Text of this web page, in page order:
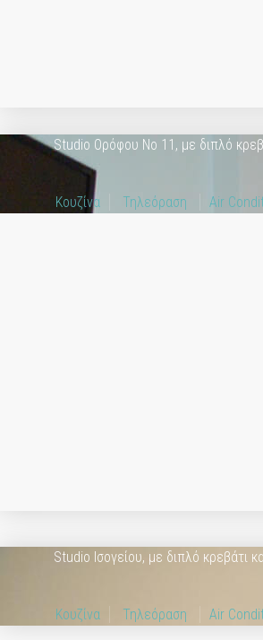
Studio Ορόφου Νο 11, με διπλό
Κουζίνα Τηλεόραση Air
Studio Ισογείου, με διπλό κρεβάτι
Κουζίνα Τηλεόραση Air